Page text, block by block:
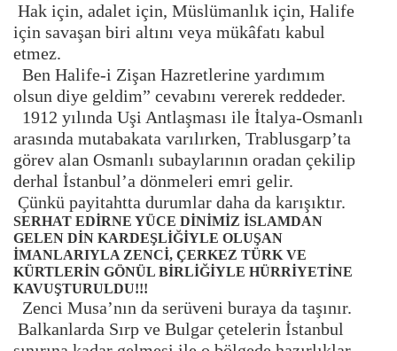
Hak için, adalet için, Müslümanlık için, Halife
için savaşan biri altını veya mükâfatı kabul
etmez.
Ben Halife-i Zişan Hazretlerine yardımım
olsun diye geldim” cevabını vererek reddeder.
1912 yılında Uşi Antlaşması ile İtalya-Osmanlı
arasında mutabakata varılırken, Trablusgarp’ta
görev alan Osmanlı subaylarının oradan çekilip
derhal İstanbul’a dönmeleri emri gelir.
Çünkü payitahtta durumlar daha da karışıktır.
SERHAT EDİRNE YÜCE DİNİMİZ İSLAMDAN
GELEN DİN KARDEŞLİĞİYLE OLUŞAN
İMANLARIYLA ZENCİ, ÇERKEZ TÜRK VE
KÜRTLERİN GÖNÜL BİRLİĞİYLE HÜRRİYETİNE
KAVUŞTURULDU!!!
Zenci Musa’nın da serüveni buraya da taşınır.
Balkanlarda Sırp ve Bulgar çetelerin İstanbul